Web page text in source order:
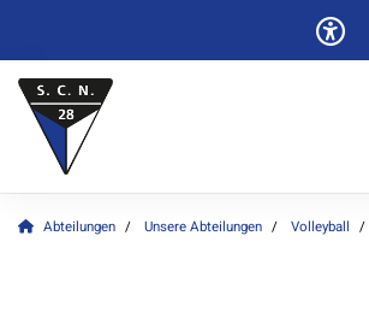
Abteilungen Unsere Abteilungen Volleyball